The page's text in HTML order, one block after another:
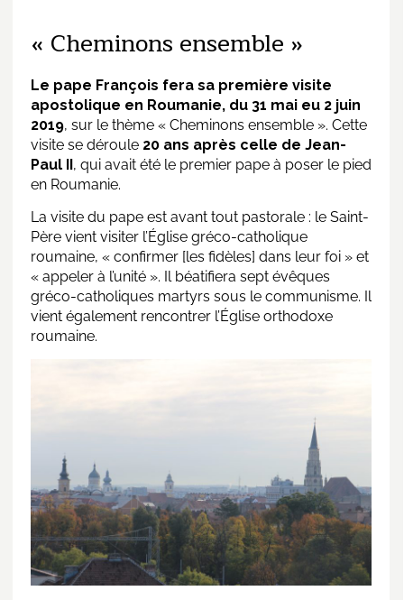
« Cheminons ensemble »
Le pape François fera sa première visite
apostolique en Roumanie, du 31 mai eu 2 juin
2019, sur le thème « Cheminons ensemble ». Cette
visite se déroule 20 ans après celle de Jean-
Paul II, qui avait été le premier pape à poser le pied
en Roumanie.
La visite du pape est avant tout pastorale : le Saint-
Père vient visiter l’Église gréco-catholique
roumaine, « confirmer [les fidèles] dans leur foi » et
« appeler à l’unité ». Il béatifiera sept évêques
gréco-catholiques martyrs sous le communisme. Il
vient également rencontrer l’Église orthodoxe
roumaine.